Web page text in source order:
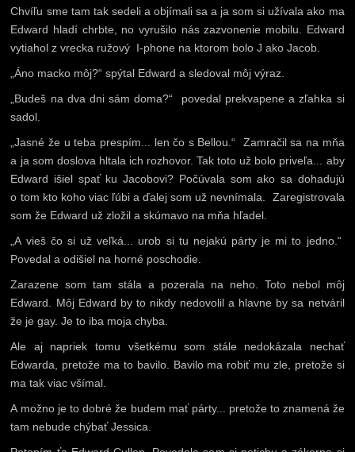
Chvíľu sme tam tak sedeli a objímali sa a ja som si užívala ako ma
Edward hladí chrbte, no vyrušilo nás zazvonenie mobilu. Edward
vytiahol z vrecka ružový I-phone na ktorom bolo J ako Jacob.
„Áno macko môj?“ spýtal Edward a sledoval môj výraz.
„Budeš na dva dni sám doma?“ povedal prekvapene a zľahka si
sadol.
„Jasné že u teba prespím... len čo s Bellou.“ Zamračil sa na mňa
a ja som doslova hltala ich rozhovor. Tak toto už bolo priveľa... aby
Edward išiel spať ku Jacobovi? Počúvala som ako sa dohadujú
o tom kto koho viac ľúbi a ďalej som už nevnímala. Zaregistrovala
som že Edward už zložil a skúmavo na mňa hľadel.
„A vieš čo si už veľká... urob si tu nejakú párty je mi to jedno.“
Povedal a odišiel na horné poschodie.
Zarazene som tam stála a pozerala na neho. Toto nebol môj
Edward. Môj Edward by to nikdy nedovolil a hlavne by sa netváril
že je gay. Je to iba moja chyba.
Ale aj napriek tomu všetkému som stále nedokázala nechať
Edwarda, pretože ma to bavilo. Bavilo ma robiť mu zle, pretože si
ma tak viac všímal.
A možno je to dobré že budem mať párty... pretože to znamená že
tam nebude chýbať Jessica.